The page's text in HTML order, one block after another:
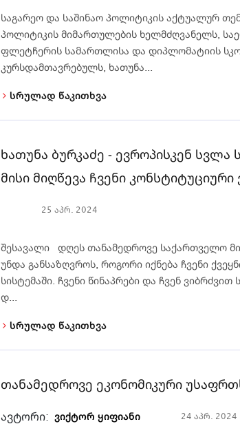
საგარეო და საშინაო პოლიტიკის აქტუალურ
პოლიტიკის მიმართულების ხელმძღვანელს,
ფლეტჩერის სამართლისა და დიპლომატიის
კურსდამთავრებულს, ხათუნა...
სრულად წაკითხვა
ხათუნა ბურკაძე - ევროპისკენ
მისი მიღწევა ჩვენი კონსტიტუციური
25 აპრ. 2024
შესავალი დღეს თანამედროვე საქართველო
უნდა განსაზღვროს, როგორი იქნება ჩვენი
სისტემაში. ჩვენი წინაპრები და ჩვენ
დ...
სრულად წაკითხვა
თანამედროვე ეკონომიკური
ავტორი: ვიქტორ ყიფიანი 24 აპრ. 2024